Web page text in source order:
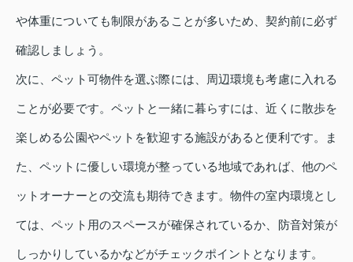
や体重についても制限があることが多いため、契約前に必ず
確認しましょう。
次に、ペット可物件を選ぶ際には、周辺環境も考慮に入れる
ことが必要です。ペットと一緒に暮らすには、近くに散歩を
楽しめる公園やペットを歓迎する施設があると便利です。ま
た、ペットに優しい環境が整っている地域であれば、他のペ
ットオーナーとの交流も期待できます。物件の室内環境とし
ては、ペット用のスペースが確保されているか、防音対策が
しっかりしているかなどがチェックポイントとなります。